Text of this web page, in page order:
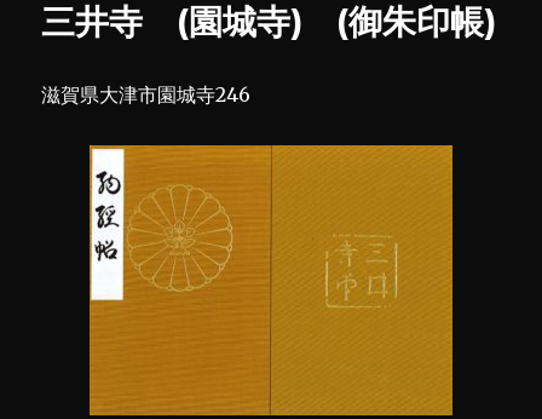
朱
に
三井寺 (園城寺) (御朱印帳)
滋賀県大津市園城寺246